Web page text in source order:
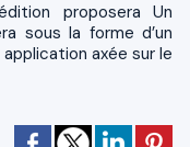
proposera Un
sous la forme d’un
axée sur le